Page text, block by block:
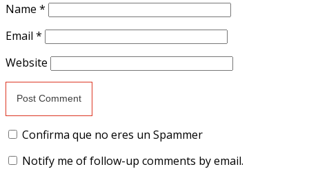
Name *
Email *
Website
Confirma que no eres un Spammer
Notify me of follow-up comments by email.